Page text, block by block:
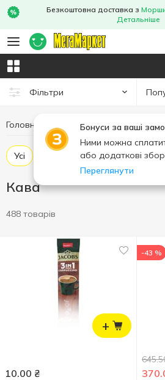
Безкоштовна доставка з
Детальніше
Фільтри
Бонуси за ваші
Ними можна
або додаткові
Переглянути
Головна Гарячі напої Кава
Усі Кава мелена Кава в
Кава
488 товарів
+
10.00 ₴
-43 %